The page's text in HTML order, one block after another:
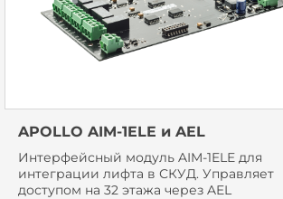
APOLLO AIM-1ELE и AEL
Интерфейсный модуль AIM-1ELE для
интеграции лифта в СКУД. Управляет
доступом на 32 этажа через AEL